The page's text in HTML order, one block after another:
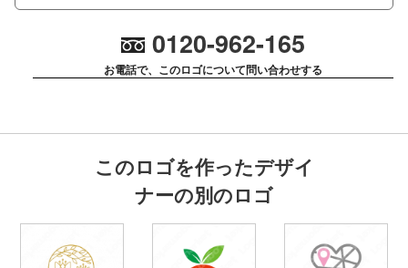
0120-962-165
お電話で、このロゴについて問い合わせする
このロゴを作ったデザイ
ナーの別のロゴ